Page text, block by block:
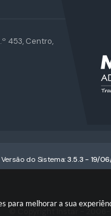
para melhorar a sua
453, Centro,
Versão do Sistema:3.5.3 - 19/